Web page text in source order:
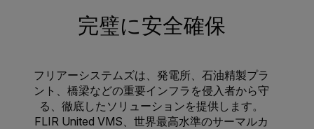
完璧に安全確保
フリアーシステムズは、発電所、石油精製プラ
ント、橋梁などの重要インフラを侵入者から守
る、徹底したソリューションを提供します。
FLIR United VMS、世界最高水準のサーマルカ